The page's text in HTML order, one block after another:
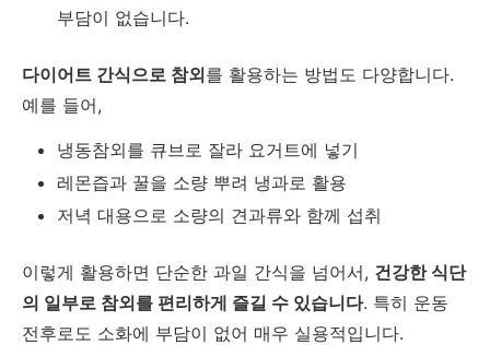
부담이 없습니다.
다이어트 간식으로 참외를 활용하는 방법도 다양합니다.
예를 들어,
냉동참외를 큐브로 잘라 요거트에 넣기
레몬즙과 꿀을 소량 뿌려 냉과로 활용
저녁 대용으로 소량의 견과류와 함께 섭취
이렇게 활용하면 단순한 과일 간식을 넘어서, 건강한 식단
의 일부로 참외를 편리하게 즐길 수 있습니다. 특히 운동
전후로도 소화에 부담이 없어 매우 실용적입니다.